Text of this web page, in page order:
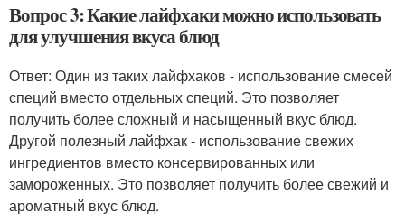
Вопрос 3: Какие лайфхаки можно использовать
для улучшения вкуса блюд
Ответ: Один из таких лайфхаков - использование смесей
специй вместо отдельных специй. Это позволяет
получить более сложный и насыщенный вкус блюд.
Другой полезный лайфхак - использование свежих
ингредиентов вместо консервированных или
замороженных. Это позволяет получить более свежий и
ароматный вкус блюд.